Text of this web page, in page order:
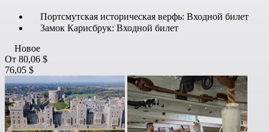
Портсмутская историческая верфь: Входной билет
Замок Карисбрук: Входной билет
Новое
От 80,06 $
76,05 $